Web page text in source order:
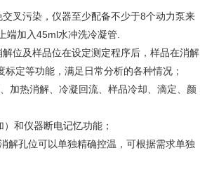
叉污染，仪器至少配备不少于8个动力泵来
端加入45ml水冲洗冷凝管.
位及样品位在设定测定程序后，样品在消解
定等功能，满足日常分析的各种情况；
加热消解、冷凝回流、样品冷却、滴定、颜
和仪器断电记忆功能；
解孔位可以单独精确控温，可根据需求单独